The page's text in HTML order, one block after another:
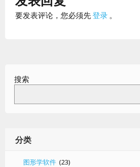
要发表评论，您必须先登录 。
搜索
分类
图形学软件 (23)